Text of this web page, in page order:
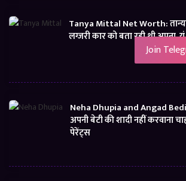
Tanya Mittal Net Worth:
लग्जरी कार को बता रही थी
Neha Dhupia and Angad
अपनी बेटी की शादी नहीं करवाना
पेरेंट्स
Join